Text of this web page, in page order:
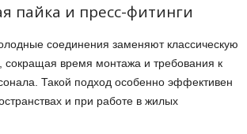
пайка и пресс-фитинги
соединения заменяют классическую
сокращая время монтажа и требования к
Такой подход особенно эффективен
и при работе в жилых